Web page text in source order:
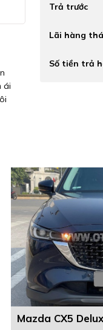
ái
Trả trước
Lãi hàng
Số tiền trả
Mazda CX5